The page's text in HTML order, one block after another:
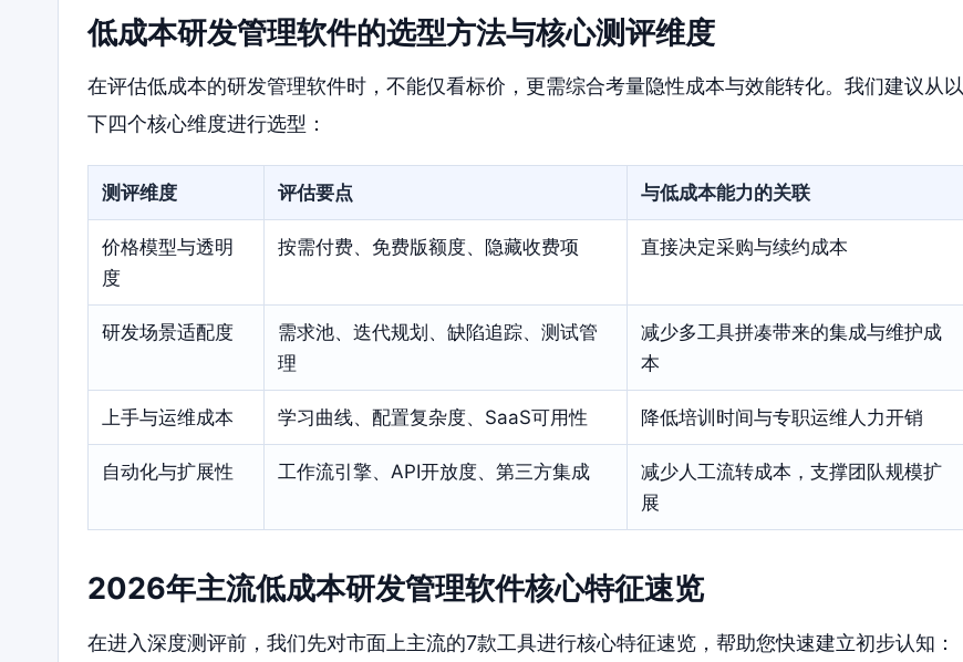
低成本研发管理软件的选型方法与核心测评维度
在评估低成本的研发管理软件时，不能仅看标价，更需综合考量隐性成本与效能转化。我们建议从以
下四个核心维度进行选型：
测评维度 评估要点 与低成本能力的关联
价格模型与透明
度
按需付费、免费版额度、隐藏收费项 直接决定采购与续约成本
研发场景适配度
需求池、迭代规划、缺陷追踪、测试管
理
减少多工具拼凑带来的集成与维护成
本
上手与运维成本 学习曲线、配置复杂度、SaaS可用性 降低培训时间与专职运维人力开销
自动化与扩展性 工作流引擎、API开放度、第三方集成
减少人工流转成本，支撑团队规模扩
展
2026年主流低成本研发管理软件核心特征速览
在进入深度测评前，我们先对市面上主流的7款工具进行核心特征速览，帮助您快速建立初步认知：